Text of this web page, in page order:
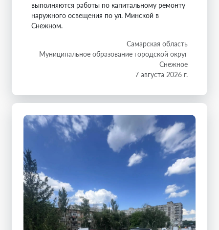
выполняются работы по капитальному ремонту
наружного освещения по ул. Минской в
Снежном.
Самарская область
Муниципальное образование городской округ
Снежное
7 августа 2026 г.